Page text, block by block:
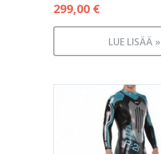
299,00 €
LUE LISÄÄ »